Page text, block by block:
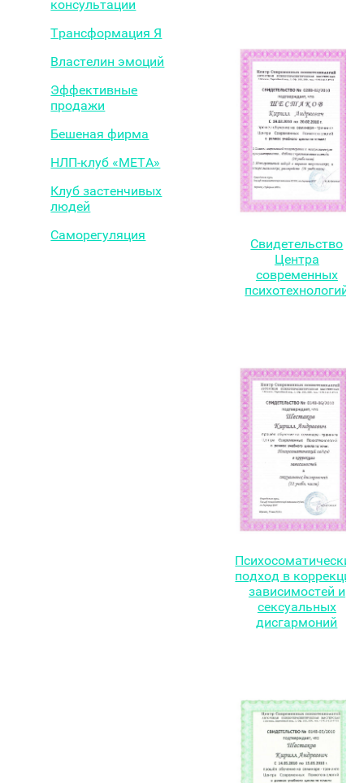
консультации
Трансформация Я
Властелин эмоций
Эффективные
продажи
Бешеная фирма
НЛП-клуб «МЕТА»
Клуб застенчивых
людей
Саморегуляция
Свидетельство
Центра
современных
психотехнологий
Психосоматический
подход в коррекции
зависимостей и
сексуальных
дисгармоний